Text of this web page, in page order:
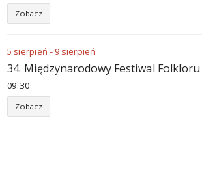
Zobacz
5 sierpień - 9 sierpień
34. Międzynarodowy Festiwal
09 30
Zobacz